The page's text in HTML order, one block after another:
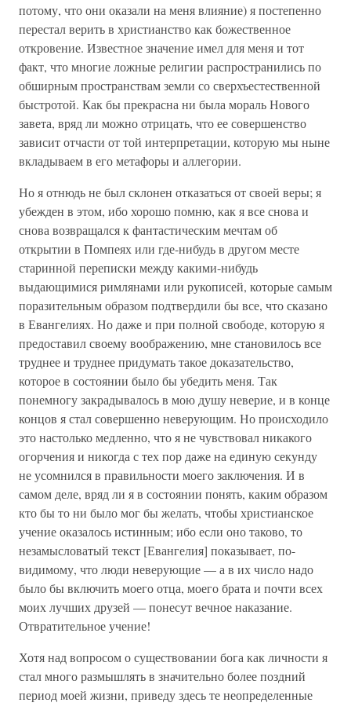
потому, что они оказали на меня влияние) я постепенно
перестал верить в христианство как божественное
откровение. Известное значение имел для меня и тот
факт, что многие ложные религии распространились по
обширным пространствам земли со сверхъестественной
быстротой. Как бы прекрасна ни была мораль Нового
завета, вряд ли можно отрицать, что ее совершенство
зависит отчасти от той интерпретации, которую мы ныне
вкладываем в его метафоры и аллегории.
Но я отнюдь не был склонен отказаться от своей веры; я
убежден в этом, ибо хорошо помню, как я все снова и
снова возвращался к фантастическим мечтам об
открытии в Помпеях или где-нибудь в другом месте
старинной переписки между какими-нибудь
выдающимися римлянами или рукописей, которые самым
поразительным образом подтвердили бы все, что сказано
в Евангелиях. Но даже и при полной свободе, которую я
предоставил своему воображению, мне становилось все
труднее и труднее придумать такое доказательство,
которое в состоянии было бы убедить меня. Так
понемногу закрадывалось в мою душу неверие, и в конце
концов я стал совершенно неверующим. Но происходило
это настолько медленно, что я не чувствовал никакого
огорчения и никогда с тех пор даже на единую секунду
не усомнился в правильности моего заключения. И в
самом деле, вряд ли я в состоянии понять, каким образом
кто бы то ни было мог бы желать, чтобы христианское
учение оказалось истинным; ибо если оно таково, то
незамысловатый текст [Евангелия] показывает, по-
видимому, что люди неверующие — а в их число надо
было бы включить моего отца, моего брата и почти всех
моих лучших друзей — понесут вечное наказание.
Отвратительное учение!
Хотя над вопросом о существовании бога как личности я
стал много размышлять в значительно более поздний
период моей жизни, приведу здесь те неопределенные